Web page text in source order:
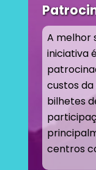
A melhor
iniciativa
custos
bilhetes
centros